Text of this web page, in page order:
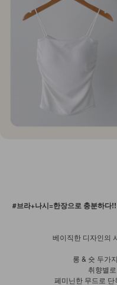
#브라+나시=한장으로 충분하다
베이직한 디자인의
롱 & 숏 두가
취향별
페미닌한 무드로